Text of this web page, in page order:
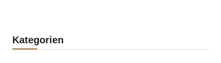
Kategorien